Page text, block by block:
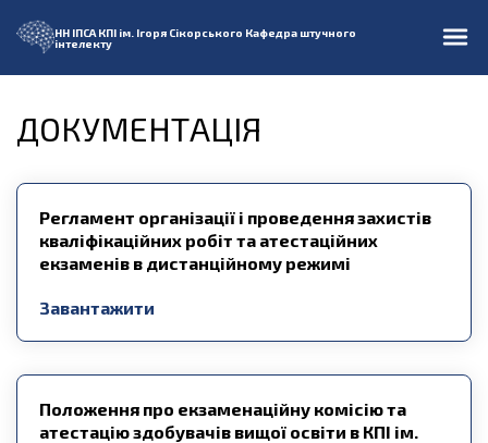
НН ІПСА КПІ ім. Ігоря Сікорського Кафедра штучного
інтелекту
ДОКУМЕНТАЦІЯ
Регламент організації і проведення захистів
кваліфікаційних робіт та атестаційних
екзаменів в дистанційному режимі
Завантажити
Положення про екзаменаційну комісію та
атестацію здобувачів вищої освіти в КПІ ім.